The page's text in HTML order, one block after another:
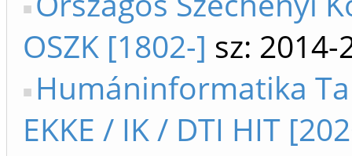
OSZK [1802-] sz: 2014-
Humáninformatika
EKKE / IK / DTI HIT